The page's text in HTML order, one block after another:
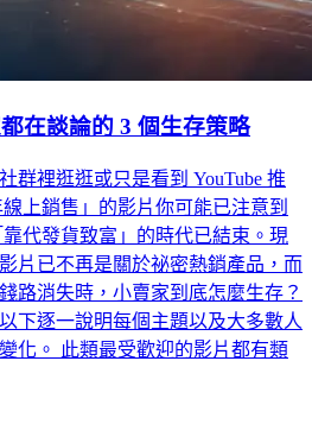
在談論的 3 個生存策略
群裡逛逛或只是看到 YouTube 推
上銷售」的影片你可能已注意到
代發貨致富」的時代已結束。現
片已不再是關於祕密熱銷產品，而
路消失時，小賣家到底怎麼生存？
下逐一說明每個主題以及大多數人
化。 此類最受歡迎的影片都有類